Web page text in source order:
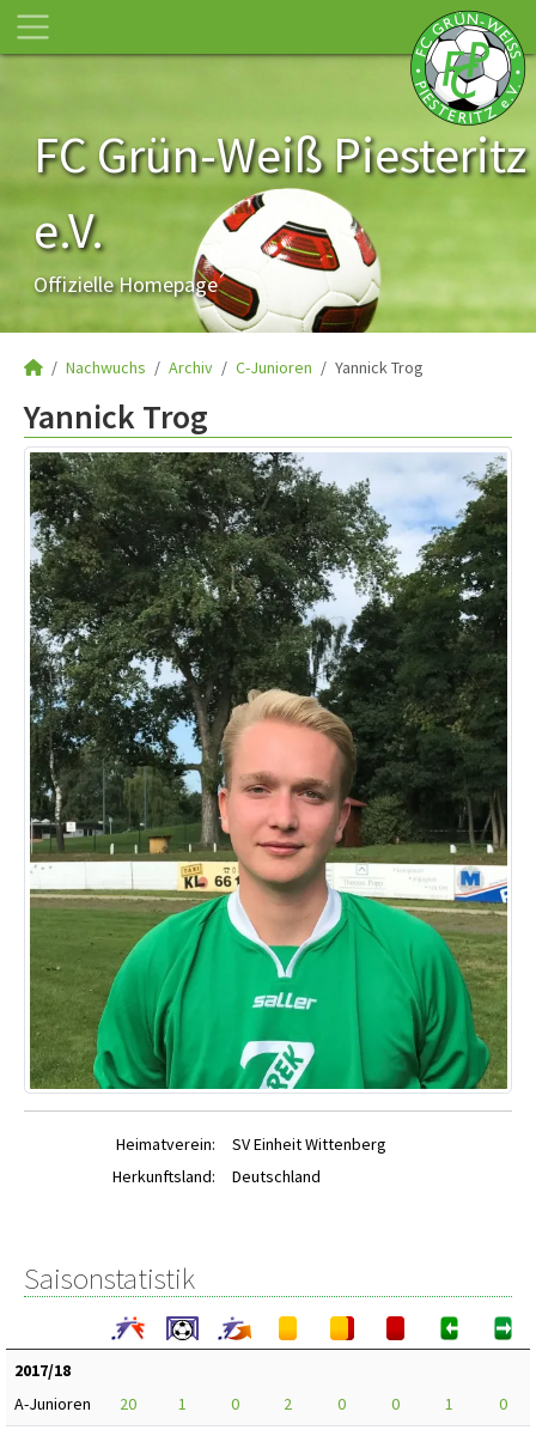
FC Grün-Weiß Piesteritz
e.V.
Offizielle Homepage
Nachwuchs Archiv C-Junioren Yannick Trog
Yannick Trog
Heimatverein:
SV Einheit Wittenberg
Herkunftsland:
Deutschland
Saisonstatistik
2017/18
A-Junioren
20 1 0 2 0 0 1
0